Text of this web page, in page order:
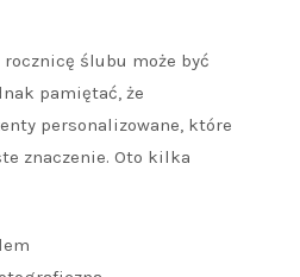
ślubu może być
pamiętać, że
personalizowane, które
znaczenie. Oto kilka